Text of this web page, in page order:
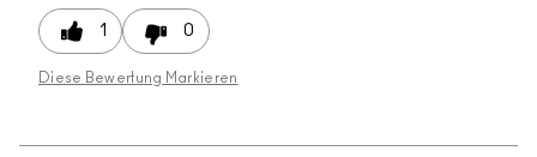
1 0
Diese Bewertung Markieren